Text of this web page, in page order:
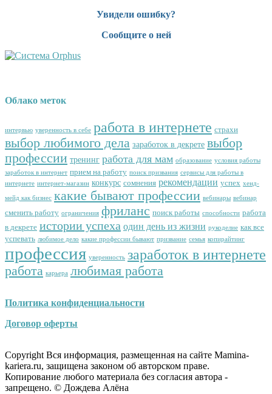
Увидели ошибку?
Сообщите о ней
Облако меток
интервью уверенность в себе работа в интернете страхи
выбор любимого дела заработок в декрете выбор
профессии тренинг работа для мам образование условия работы
заработок в интернет прием на работу поиск призвания сервисы для работы в
интернете интернет-магазин конкурс сомнения рекомендации успех хенд-
мейд как бизнес какие бывают профессии вебинары вебинар
сменить работу ограничения фриланс поиск работы способности работа
в декрете истории успеха один день из жизни рукоделие как все
успевать любимое дело какие профессии бывают призвание семья копирайтинг
профессия уверенность заработок в интернете
работа карьера любимая работа
Политика конфиденциальности
Договор оферты
Copyright Вся информация, размещенная на сайте Mamina-
kariera.ru, защищена законом об авторском праве.
Копирование любого материала без согласия автора -
запрещено. © Дождева Алёна